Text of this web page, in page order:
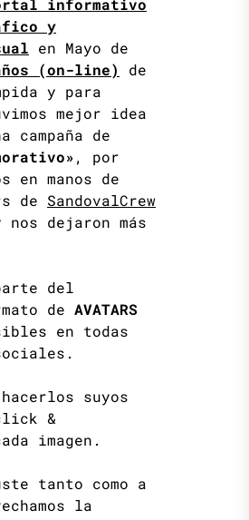
informativo
y
en Mayo de
(on-line)
de
y para
mejor idea
campaña de
, por
en manos de
de SandovalCrew
dejaron más
del
de AVATARS
en todas
suyos
&
imagen.
tanto como a
la